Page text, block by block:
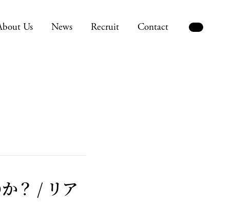
Us News Recruit Contact
？ / リア